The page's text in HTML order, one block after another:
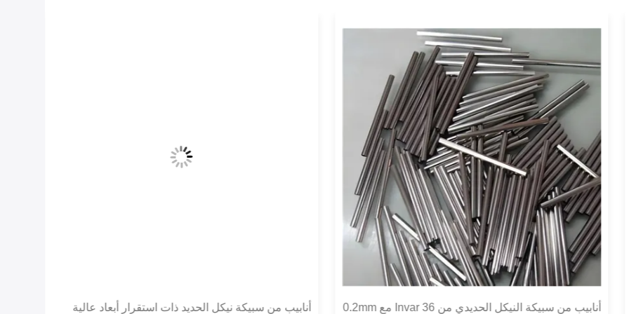
أنابيب من سبيكة النيكل الحديدي من Invar 36 مع 0.2mm أنابيب من سبيكة نيكل الحديد ذات استقرار أبعاد عالية